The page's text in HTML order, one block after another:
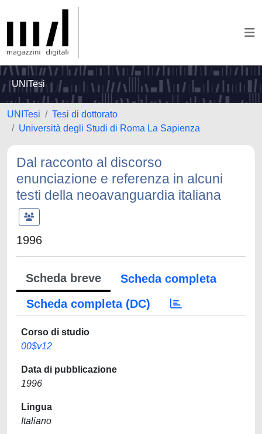
UNITesi
UNITesi
Tesi di dottorato
Università degli Studi di Roma La Sapienza
Dal racconto al discorso
enunciazione e referenza in alcuni
testi della neoavanguardia italiana
1996
Scheda breve
Scheda completa
Scheda completa (DC)
Corso di studio
00$v12
Data di pubblicazione
1996
Lingua
Italiano